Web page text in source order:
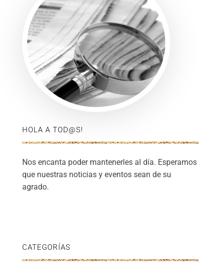
HOLA A TOD@S!
Nos encanta poder mantenerles al día. Esperamos
que nuestras noticias y eventos sean de su
agrado.
CATEGORÍAS